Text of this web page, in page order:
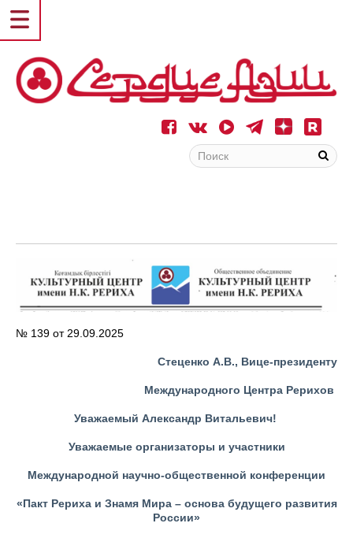
№ 139 от 29.09.2025
Стеценко А.В., Вице-президенту
Международного Центра Рерихов
Уважаемый Александр Витальевич!
Уважаемые организаторы и участники
Международной научно-общественной конференции
«Пакт Рериха и Знамя Мира – основа будущего развития
России»